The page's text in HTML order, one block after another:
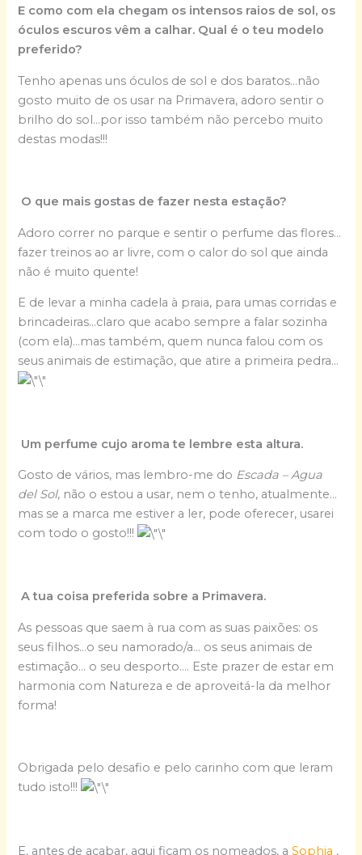
E como com ela chegam os intensos raios de sol, os
óculos escuros vêm a calhar. Qual é o teu modelo
preferido?
Tenho apenas uns óculos de sol e dos baratos…não
gosto muito de os usar na Primavera, adoro sentir o
brilho do sol…por isso também não percebo muito
destas modas!!!
O que mais gostas de fazer nesta estação?
Adoro correr no parque e sentir o perfume das flores…
fazer treinos ao ar livre, com o calor do sol que ainda
não é muito quente!
E de levar a minha cadela à praia, para umas corridas e
brincadeiras…claro que acabo sempre a falar sozinha
(com ela)…mas também, quem nunca falou com os
seus animais de estimação, que atire a primeira pedra…
Um perfume cujo aroma te lembre esta altura.
Gosto de vários, mas lembro-me do Escada – Agua
del Sol, não o estou a usar, nem o tenho, atualmente…
mas se a marca me estiver a ler, pode oferecer, usarei
com todo o gosto!!!
A tua coisa preferida sobre a Primavera.
As pessoas que saem à rua com as suas paixões: os
seus filhos…o seu namorado/a… os seus animais de
estimação… o seu desporto…. Este prazer de estar em
harmonia com Natureza e de aproveitá-la da melhor
forma!
Obrigada pelo desafio e pelo carinho com que leram
tudo isto!!!
E, antes de acabar, aqui ficam os nomeados, aSophia ,